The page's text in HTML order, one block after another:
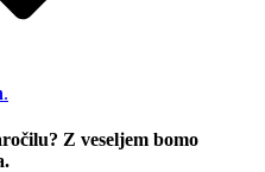
.
Z veseljem bomo